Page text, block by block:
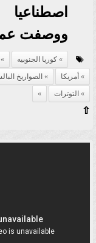
ووصفت
كوريا الجنوبيه
أمريكا
الصواريخ
التوترات
⇧